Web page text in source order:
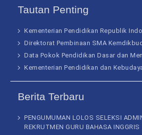
Tautan Penting
Kementerian Pendidikan Republik
Direktorat Pembinaan SMA Kemdikbud
Data Pokok Pendidikan Dasar dan
Kementerian Pendidikan dan
Berita Terbaru
PENGUMUMAN LOLOS SELEKSI
REKRUTMEN GURU BAHASA INGGRIS